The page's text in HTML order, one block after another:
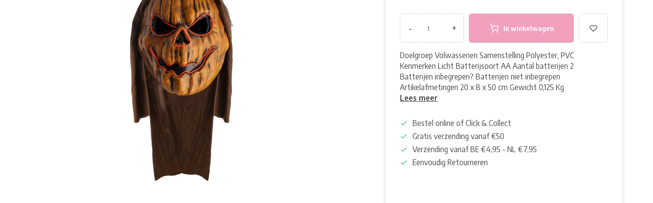
- + In winkelwagen
Doelgroep Volwassenen Samenstelling Polyester, PVC
Kenmerken Licht Batterijsoort AA Aantal batterijen 2
Batterijen inbegrepen? Batterijen niet inbegrepen
Artikelafmetingen 20 x 8 x 50 cm Gewicht 0,125 Kg
Lees meer
Bestel online of Click & Collect
Gratis verzending vanaf €50
Verzending vanaf BE €4,95 - NL €7,95
Eenvoudig Retourneren